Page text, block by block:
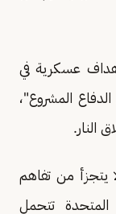
عسكرية في
المشروع"،
النار.
يتجزأ من تفاهم
المتحدة تتحمل